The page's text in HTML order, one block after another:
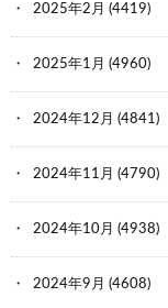
2025年2月 (4419)
2025年1月 (4960)
2024年12月 (4841)
2024年11月 (4790)
2024年10月 (4938)
2024年9月 (4608)